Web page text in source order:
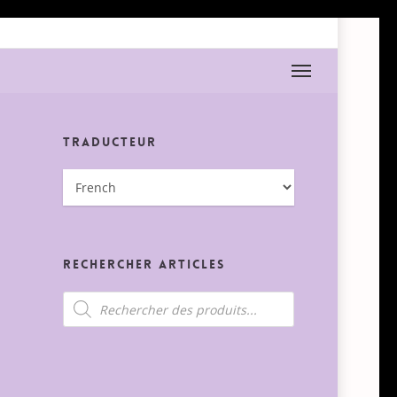
Menu
Traducteur
Rechercher Articles
Recherche
de
produits